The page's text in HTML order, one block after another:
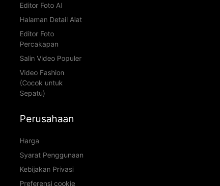
Editor Foto AI
Halaman Detail Alat
Editor Foto
Percakapan
Salin Video Populer
Video Fashion
(Cocok untuk
Sepatu)
Perusahaan
Harga
Syarat Penggunaan
Kebijakan Privasi
Preferensi cookie